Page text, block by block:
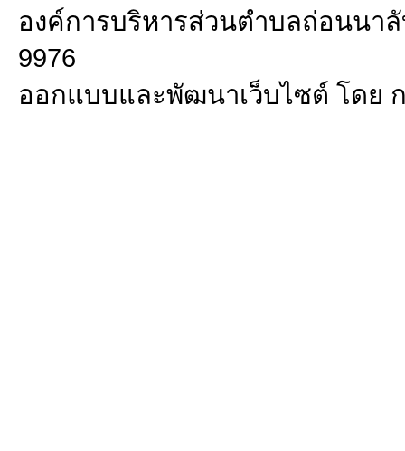
องค์การบริหารส่วนตำบลถ่อนนา
9976
ออกแบบและพัฒนาเว็บไซต์ โดย